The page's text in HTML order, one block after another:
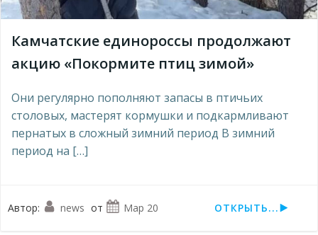
Камчатские единороссы продолжают
акцию «Покормите птиц зимой»
Они регулярно пополняют запасы в птичьих
столовых, мастерят кормушки и подкармливают
пернатых в сложный зимний период В зимний
период на […]
Автор: news от Мар 20 ОТКРЫТЬ...